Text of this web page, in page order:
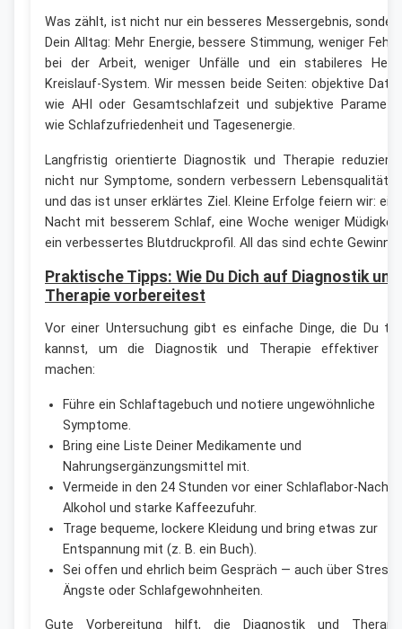
Was zählt, ist nicht nur ein besseres Messergebnis,
Dein Alltag: Mehr Energie, bessere Stimmung, weniger
bei der Arbeit, weniger Unfälle und ein stabileres
Kreislauf-System. Wir messen beide Seiten: objektive
wie AHI oder Gesamtschlafzeit und subjektive
wie Schlafzufriedenheit und Tagesenergie.
Langfristig orientierte Diagnostik und Therapie
nicht nur Symptome, sondern verbessern Lebensqualität
und das ist unser erklärtes Ziel. Kleine Erfolge feiern wir:
Nacht mit besserem Schlaf, eine Woche weniger
ein verbessertes Blutdruckprofil. All das sind echte Gewinne.
Praktische Tipps: Wie Du Dich auf Diagnostik und
Therapie vorbereitest
Vor einer Untersuchung gibt es einfache Dinge, die Du
kannst, um die Diagnostik und Therapie effektiver
machen:
Führe ein Schlaftagebuch und notiere ungewöhnliche
Symptome.
Bring eine Liste Deiner Medikamente und
Nahrungsergänzungsmittel mit.
Vermeide in den 24 Stunden vor einer Schlaflabor-Nacht
Alkohol und starke Kaffeezufuhr.
Trage bequeme, lockere Kleidung und bring etwas zur
Entspannung mit (z. B. ein Buch).
Sei offen und ehrlich beim Gespräch — auch über Stress,
Ängste oder Schlafgewohnheiten.
Gute Vorbereitung hilft, die Diagnostik und